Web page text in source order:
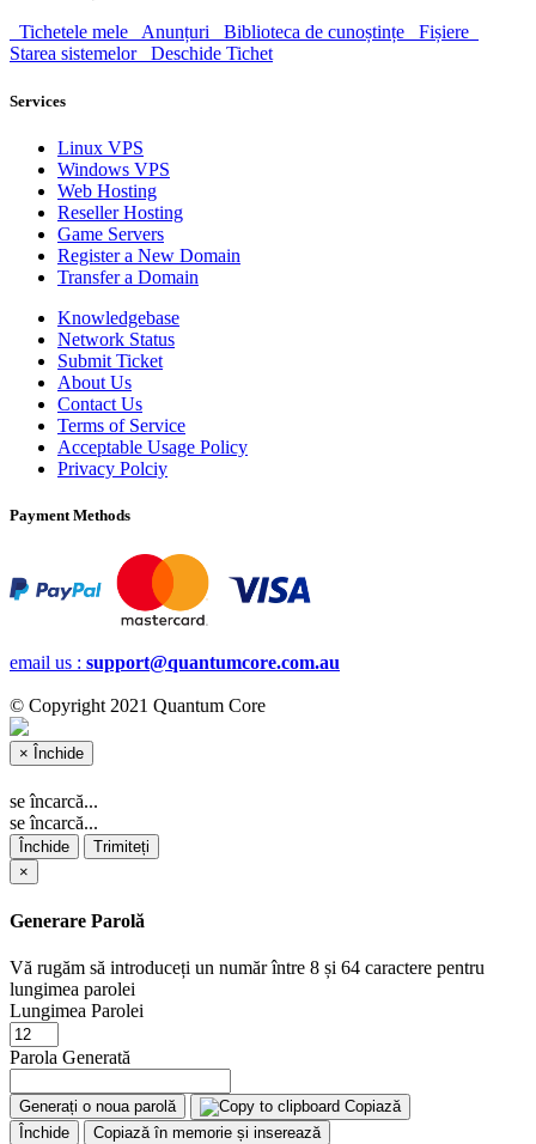
Tichetele mele Anunțuri Biblioteca de cunoștințe
Fișiere
Starea sistemelor
Deschide Tichet
Services
Linux VPS
Windows VPS
Web Hosting
Reseller Hosting
Game Servers
Register a New Domain
Transfer a Domain
Knowledgebase
Network Status
Submit Ticket
About Us
Contact Us
Terms of Service
Acceptable Usage Policy
Privacy Polciy
Payment Methods
email us : support@quantumcore.com.au
© Copyright 2021 Quantum Core
× Închide
se încarcă...
se încarcă...
Închide
Trimiteți
×
Generare Parolă
Vă rugăm să introduceți un număr între 8 și 64 caractere pentru
lungimea parolei
Lungimea Parolei
Parola Generată
Generați o noua parolă
Copiază
Închide
Copiază în memorie și inserează